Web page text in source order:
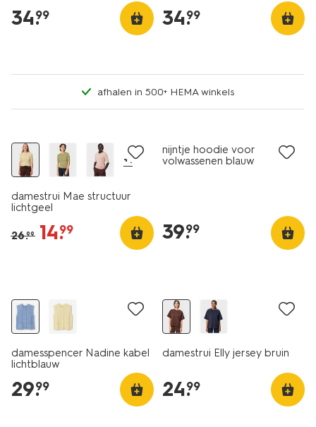
34.
99 34.
99
afhalen in 500+ HEMA winkels
+1
damestrui Mae structuur
lichtgeel
26.99 14.
99
nijntje hoodie voor
volwassenen blauw
39.
99
damesspencer Nadine kabel
lichtblauw
29.
99
damestrui Elly jersey bruin
24.
99